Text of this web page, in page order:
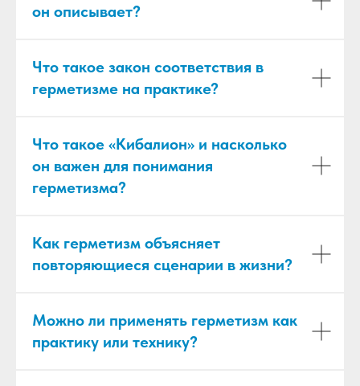
он описывает?
Что такое закон соответствия в
герметизме на практике?
Что такое «Кибалион» и насколько
он важен для понимания
герметизма?
Как герметизм объясняет
повторяющиеся сценарии в жизни?
Можно ли применять герметизм как
практику или технику?